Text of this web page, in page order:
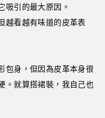
吸引的最大原因。
越看越有味道的皮革表
包身，但因為皮革本身很
。就算搭裙裝，我自己也